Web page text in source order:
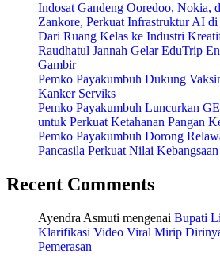
Indosat Gandeng Ooredoo,
Zankore, Perkuat Infrastruktur AI
Dari Ruang Kelas ke Industri
Raudhatul Jannah Gelar EduTrip
Gambir
Pemko Payakumbuh Dukung
Kanker Serviks
Pemko Payakumbuh Luncurkan
untuk Perkuat Ketahanan Pangan
Pemko Payakumbuh Dorong
Pancasila Perkuat Nilai Kebangsaan
Recent Comments
Ayendra Asmuti mengenai Bupati
Klarifikasi Video Viral Mirip
Pemerasan